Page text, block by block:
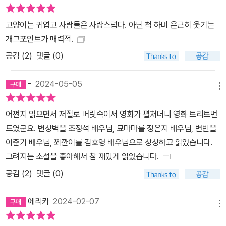
고양이는 귀엽고 사람들은 사랑스럽다. 아닌 척 하며 은근히 웃기는
개그포인트가 매력적.
공감 (2) 댓글 (0)
- 2024-05-05
어쩐지 읽으면서 저절로 머릿속이서 영화가 펼쳐더니 영화 트리트먼
트였군요. 변상벽을 조정석 배우님, 묘마마를 정은지 배우님, 변빈을
이준기 배우님, 쬐깐이를 김호영 배우님으로 상상하고 읽었습니다.
그려지는 소설을 좋아해서 참 재밌게 읽었습니다.
공감 (2) 댓글 (0)
에리카2024-02-07